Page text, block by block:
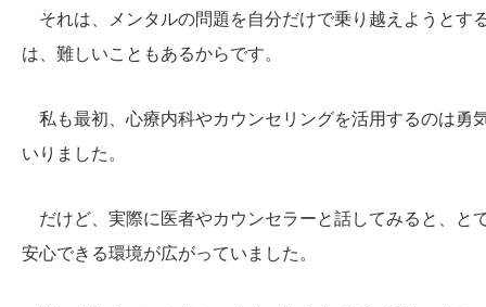
それは、メンタルの問題を自分だけで乗り越えようとす
は、難しいこともあるからです。
私も最初、心療内科やカウンセリングを活用するのは勇
いりました。
だけど、実際に医者やカウンセラーと話してみると、と
安心できる環境が広がっていました。